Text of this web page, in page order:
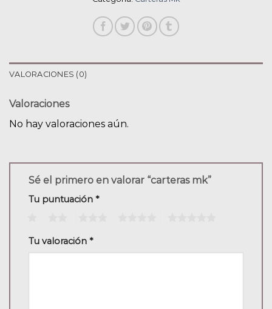
VALORACIONES (0)
Valoraciones
No hay valoraciones aún.
Sé el primero en valorar “carteras mk”
Tu puntuación *
Tu valoración *